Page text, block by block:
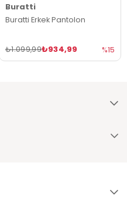
Buratti
Buratti Erkek Pantolon
₺934,99
₺1.099,99 %15